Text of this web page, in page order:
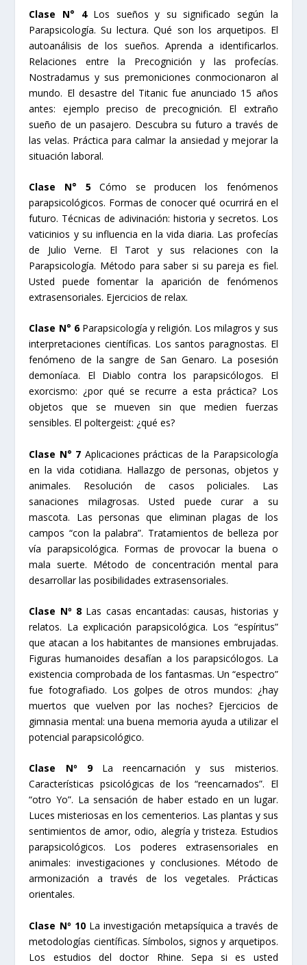
Clase N° 4Los sueños y su significado según la
Parapsicología. Su lectura. Qué son los arquetipos. El
autoanálisis de los sueños. Aprenda a identificarlos.
Relaciones entre la Precognición y las profecías.
Nostradamus y sus premoniciones conmocionaron al
mundo. El desastre del Titanic fue anunciado 15 años
antes: ejemplo preciso de precognición. El extraño
sueño de un pasajero. Descubra su futuro a través de
las velas. Práctica para calmar la ansiedad y mejorar la
situación laboral.
Clase N° 5Cómo se producen los fenómenos
parapsicológicos. Formas de conocer qué ocurrirá en el
futuro. Técnicas de adivinación: historia y secretos. Los
vaticinios y su influencia en la vida diaria. Las profecías
de Julio Verne. El Tarot y sus relaciones con la
Parapsicología. Método para saber si su pareja es fiel.
Usted puede fomentar la aparición de fenómenos
extrasensoriales. Ejercicios de relax.
Clase N° 6Parapsicología y religión. Los milagros y sus
interpretaciones científicas. Los santos paragnostas. El
fenómeno de la sangre de San Genaro. La posesión
demoníaca. El Diablo contra los parapsicólogos. El
exorcismo: ¿por qué se recurre a esta práctica? Los
objetos que se mueven sin que medien fuerzas
sensibles. El poltergeist: ¿qué es?
Clase N° 7 Aplicaciones prácticas de la Parapsicología
en la vida cotidiana. Hallazgo de personas, objetos y
animales. Resolución de casos policiales. Las
sanaciones milagrosas. Usted puede curar a su
mascota. Las personas que eliminan plagas de los
campos “con la palabra”. Tratamientos de belleza por
vía parapsicológica. Formas de provocar la buena o
mala suerte. Método de concentración mental para
desarrollar las posibilidades extrasensoriales.
Clase Nº 8 Las casas encantadas: causas, historias y
relatos. La explicación parapsicológica. Los “espíritus”
que atacan a los habitantes de mansiones embrujadas.
Figuras humanoides desafían a los parapsicólogos. La
existencia comprobada de los fantasmas. Un “espectro”
fue fotografiado. Los golpes de otros mundos: ¿hay
muertos que vuelven por las noches? Ejercicios de
gimnasia mental: una buena memoria ayuda a utilizar el
potencial parapsicológico.
Clase Nº 9La reencarnación y sus misterios.
Características psicológicas de los “reencarnados”. El
“otro Yo”. La sensación de haber estado en un lugar.
Luces misteriosas en los cementerios. Las plantas y sus
sentimientos de amor, odio, alegría y tristeza. Estudios
parapsicológicos. Los poderes extrasensoriales en
animales: investigaciones y conclusiones. Método de
armonización a través de los vegetales. Prácticas
orientales.
Clase Nº 10La investigación metapsíquica a través de
metodologías científicas. Símbolos, signos y arquetipos.
Los estudios del doctor Rhine. Sepa si es usted